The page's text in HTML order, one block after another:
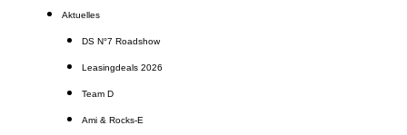
Aktuelles
DS N°7 Roadshow
Leasingdeals 2026
Team D
Ami & Rocks-E